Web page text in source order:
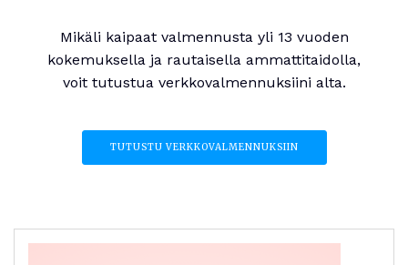
Mikäli kaipaat valmennusta yli 13 vuoden
kokemuksella ja rautaisella ammattitaidolla,
voit tutustua verkkovalmennuksiini alta.
TUTUSTU VERKKOVALMENNUKSIIN